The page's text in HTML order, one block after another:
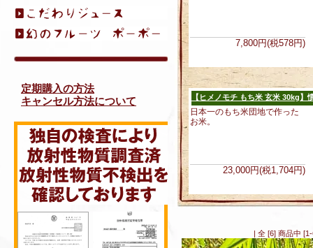
7,800円(税578円)
【ヒメノモチ もち米 玄米 30kg】
日本一のもち米団地で作った
お米。
23,000円(税1,704円)
| 全 [6] 商品中
定期購入の方法
キャンセル方法について